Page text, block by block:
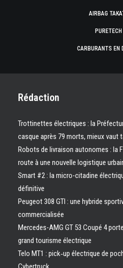
AIRBAG
PURETECH
CARBURANTS EN
Rédaction
Trottinettes électriques : la
casque après 79 morts, mieux vaut
Robots de livraison autonomes : la
route à une nouvelle logistique
Smart #2 : la micro-citadine
définitive
Peugeot 308 GTI : une hybride
commercialisée
Mercedes-AMG GT 53 Coupé 4
grand tourisme électrique
Telo MT1 : pick‑up électrique de